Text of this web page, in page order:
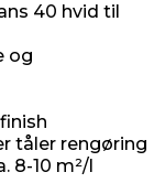
40 hvid til
og
tåler rengøring
8-10 m²/l